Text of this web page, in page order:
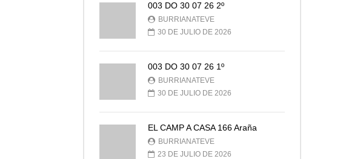
003 DO 30 07 26 2º
BURRIANATEVE
30 DE JULIO DE 2026
003 DO 30 07 26 1º
BURRIANATEVE
30 DE JULIO DE 2026
EL CAMP A CASA 166 Araña
BURRIANATEVE
23 DE JULIO DE 2026